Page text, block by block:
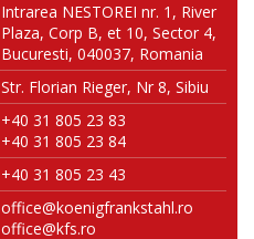
Intrarea NESTOREI nr. 1, River
Plaza, Corp B, et 10, Sector 4,
Bucuresti, 040037, Romania
Str. Florian Rieger, Nr 8, Sibiu
+40 31 805 23 83
+40 31 805 23 84
+40 31 805 23 43
office@koenigfrankstahl.ro
office@kfs.ro